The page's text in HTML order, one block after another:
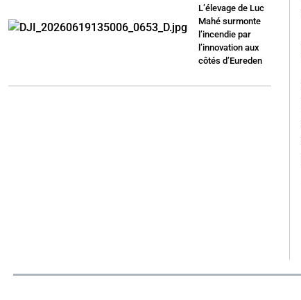
L’élevage de Luc
Mahé surmonte
l’incendie par
l’innovation aux
côtés d’Eureden